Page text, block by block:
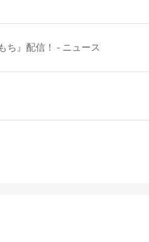
ち』配信！ - ニュース